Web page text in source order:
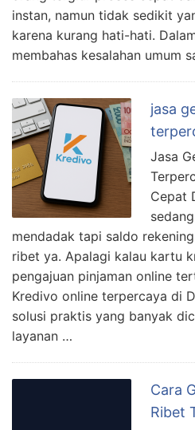
instan, namun tidak sedikit
karena kurang hati-hati.
membahas kesalahan umum
jasa
Jasa
Cepat
mendadak tapi saldo
ribet ya. Apalagi kalau kartu
pengajuan pinjaman online
Kredivo online terpercaya di
solusi praktis yang banyak
layanan …
Cara
Ribet